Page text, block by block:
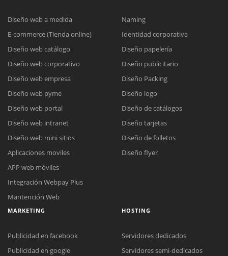
Diseño web a medida
E-commerce (Tienda online)
Diseño web catálogo
Diseño web corporativo
Diseño web empresa
Diseño web pyme
Diseño web portal
Diseño web intranet
Diseño web mini sitios
Aplicaciones moviles
APP web móviles
Integración Webpay Plus
Mantención Web
Naming
Identidad corporativa
Diseño papelería
Diseño publicitario
Diseño Packing
Diseño logo
Diseño de catálogos
Diseño tarjetas
Diseño de folletos
Diseño flyer
MARKETING
Publicidad en facebook
Publicidad en google
HOSTING
Servidores dedicados
Servidores semi-dedicados